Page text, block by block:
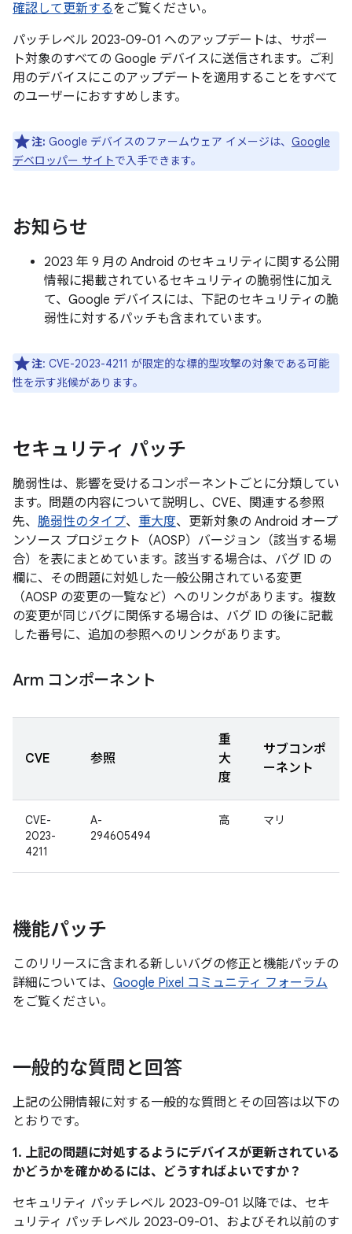
確認して更新するをご覧ください。
パッチレベル 2023-09-01 へのアップデートは、サポー
ト対象のすべての Google デバイスに送信されます。ご利
用のデバイスにこのアップデートを適用することをすべて
のユーザーにおすすめします。
注: Google デバイスのファームウェア イメージは、 Google
デベロッパー サイトで入手できます。
お知らせ
2023 年 9 月の Android のセキュリティに関する公開
情報に掲載されているセキュリティの脆弱性に加え
て、Google デバイスには、下記のセキュリティの脆
弱性に対するパッチも含まれています。
注: CVE-2023-4211 が限定的な標的型攻撃の対象である可能
性を示す兆候があります。
セキュリティ パッチ
脆弱性は、影響を受けるコンポーネントごとに分類してい
ます。問題の内容について説明し、CVE、関連する参照
先、 脆弱性のタイプ、 重大度、更新対象の Android オープ
ンソース プロジェクト（AOSP）バージョン（該当する場
合）を表にまとめています。該当する場合は、バグ ID の
欄に、その問題に対処した一般公開されている変更
（AOSP の変更の一覧など）へのリンクがあります。複数
の変更が同じバグに関係する場合は、バグ ID の後に記載
した番号に、追加の参照へのリンクがあります。
Arm コンポーネント
CVE 参照
重
大
度
サブコンポ
ーネント
CVE-
2023-
4211
A-
294605494
高 マリ
機能パッチ
このリリースに含まれる新しいバグの修正と機能パッチの
詳細については、 Google Pixel コミュニティ フォーラム
をご覧ください。
一般的な質問と回答
上記の公開情報に対する一般的な質問とその回答は以下の
とおりです。
1. 上記の問題に対処するようにデバイスが更新されている
かどうかを確かめるには、どうすればよいですか？
セキュリティ パッチレベル 2023-09-01 以降では、セキ
ュリティ パッチレベル 2023-09-01、およびそれ以前のす